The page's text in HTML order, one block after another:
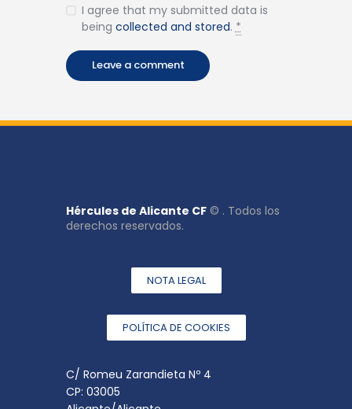
I agree that my submitted data is
being collected and stored.*
Hércules de Alicante CF © . Todos los
derechos reservados.
NOTA LEGAL
POLÍTICA DE COOKIES
C/ Romeu Zarandieta Nº 4
CP: 03005